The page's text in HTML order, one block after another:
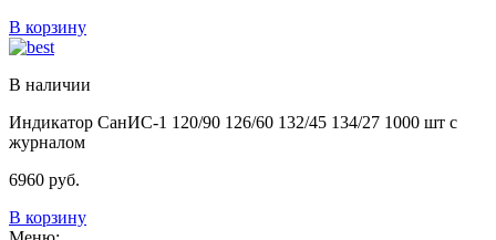
В корзину
В наличии
Индикатор СанИС-1 120/90 126/60 132/45 134/27 1000 шт с
журналом
6960 руб.
В корзину